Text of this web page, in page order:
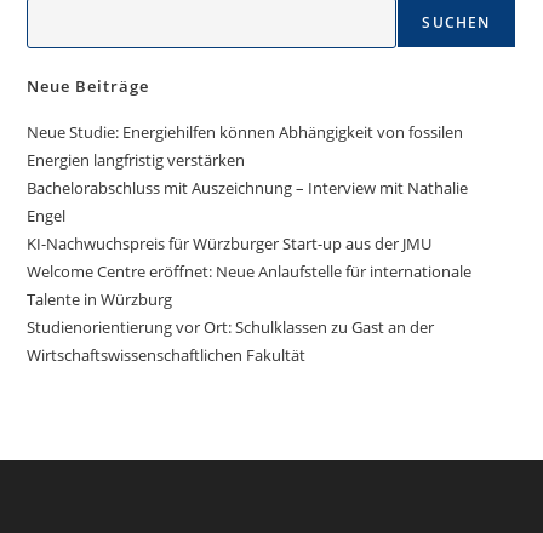
SUCHEN
Neue Beiträge
Neue Studie: Energiehilfen können Abhängigkeit von fossilen
Energien langfristig verstärken
Bachelorabschluss mit Auszeichnung – Interview mit Nathalie
Engel
KI-Nachwuchspreis für Würzburger Start-up aus der JMU
Welcome Centre eröffnet: Neue Anlaufstelle für internationale
Talente in Würzburg
Studienorientierung vor Ort: Schulklassen zu Gast an der
Wirtschaftswissenschaftlichen Fakultät